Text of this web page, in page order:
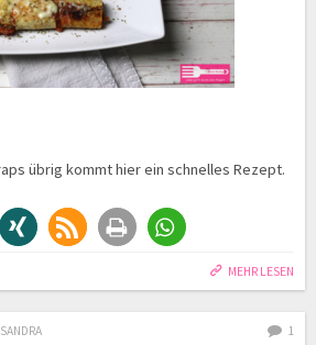
übrig kommt hier ein schnelles Rezept.
MEHR LESEN
SANDRA 1